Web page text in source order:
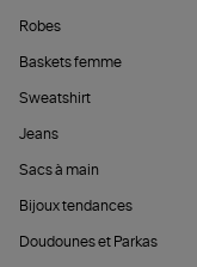
Robes
Baskets femme
Sweatshirt
Jeans
Sacs à main
Bijoux tendances
Doudounes et Parkas